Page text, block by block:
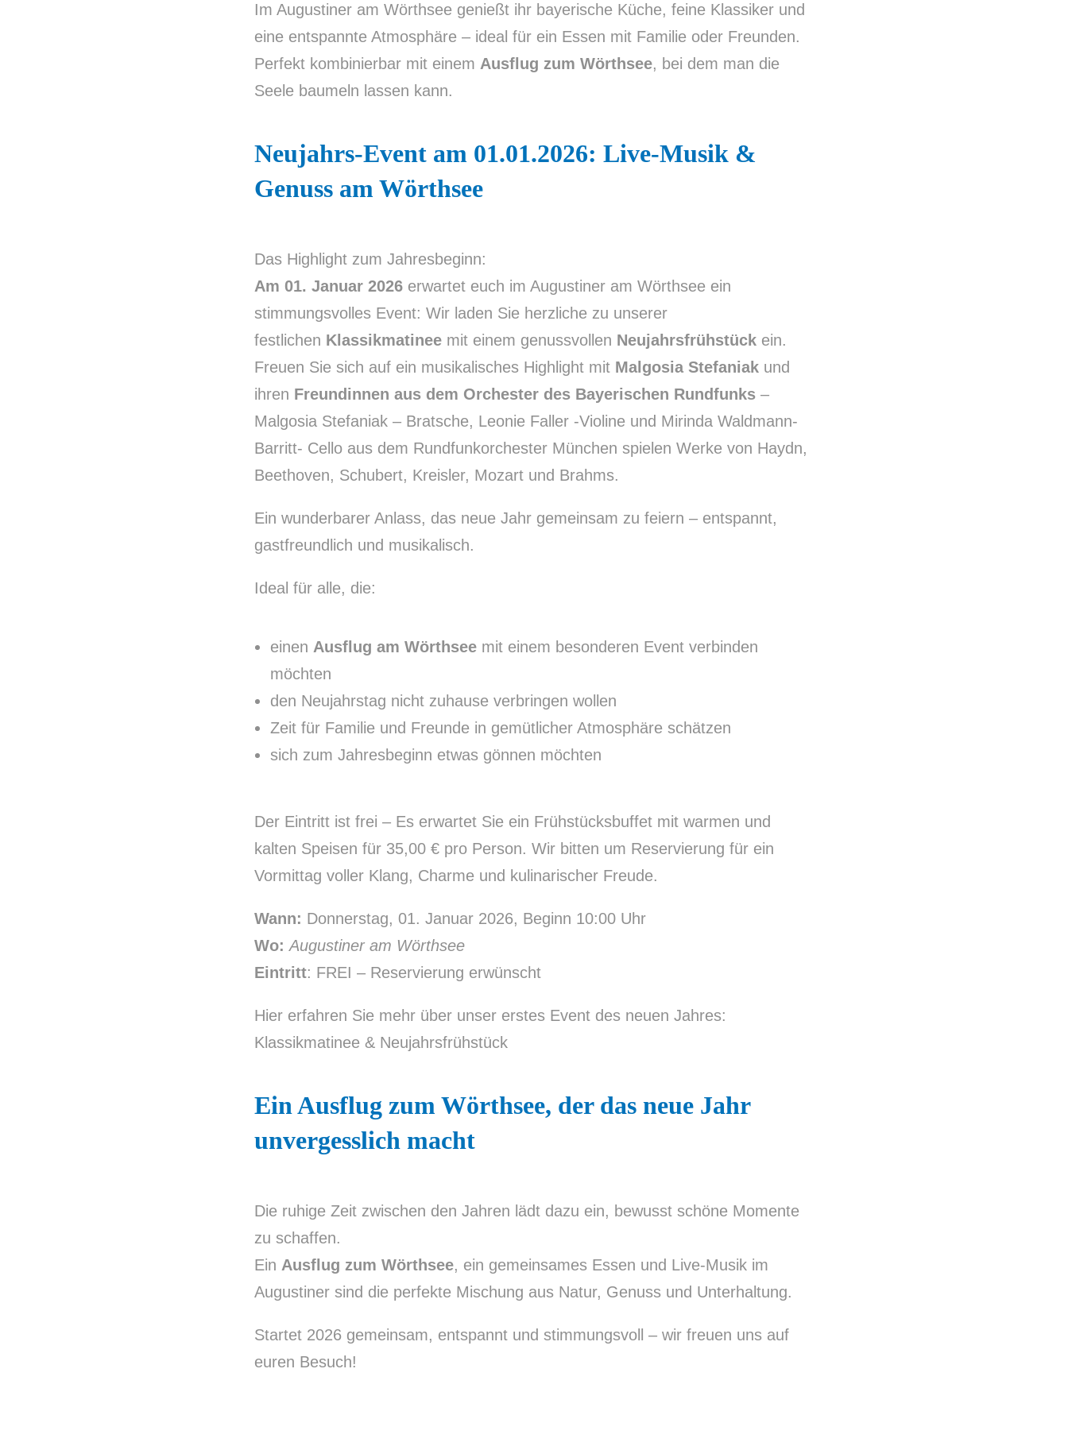
Im Augustiner am Wörthsee genießt ihr bayerische Küche, feine Klassiker und
eine entspannte Atmosphäre – ideal für ein Essen mit Familie oder Freunden.
Perfekt kombinierbar mit einem Ausflug zum Wörthsee, bei dem man die
Seele baumeln lassen kann.
Neujahrs-Event am 01.01.2026: Live-Musik &
Genuss am Wörthsee
Das Highlight zum Jahresbeginn:
Am 01. Januar 2026 erwartet euch im Augustiner am Wörthsee ein
stimmungsvolles Event: Wir laden Sie herzliche zu unserer
festlichen Klassikmatinee mit einem genussvollen Neujahrsfrühstück ein.
Freuen Sie sich auf ein musikalisches Highlight mit Malgosia Stefaniak und
ihren Freundinnen aus dem Orchester des Bayerischen Rundfunks –
Malgosia Stefaniak – Bratsche, Leonie Faller -Violine und Mirinda Waldmann-
Barritt- Cello aus dem Rundfunkorchester München spielen Werke von Haydn,
Beethoven, Schubert, Kreisler, Mozart und Brahms.
Ein wunderbarer Anlass, das neue Jahr gemeinsam zu feiern – entspannt,
gastfreundlich und musikalisch.
Ideal für alle, die:
einen Ausflug am Wörthsee mit einem besonderen Event verbinden
möchten
den Neujahrstag nicht zuhause verbringen wollen
Zeit für Familie und Freunde in gemütlicher Atmosphäre schätzen
sich zum Jahresbeginn etwas gönnen möchten
Der Eintritt ist frei – Es erwartet Sie ein Frühstücksbuffet mit warmen und
kalten Speisen für 35,00 € pro Person. Wir bitten um Reservierung für ein
Vormittag voller Klang, Charme und kulinarischer Freude.
Wann: Donnerstag, 01. Januar 2026, Beginn 10:00 Uhr
Wo: Augustiner am Wörthsee
Eintritt: FREI – Reservierung erwünscht
Hier erfahren Sie mehr über unser erstes Event des neuen Jahres:
Klassikmatinee & Neujahrsfrühstück
Ein Ausflug zum Wörthsee, der das neue Jahr
unvergesslich macht
Die ruhige Zeit zwischen den Jahren lädt dazu ein, bewusst schöne Momente
zu schaffen.
Ein Ausflug zum Wörthsee, ein gemeinsames Essen und Live-Musik im
Augustiner sind die perfekte Mischung aus Natur, Genuss und Unterhaltung.
Startet 2026 gemeinsam, entspannt und stimmungsvoll – wir freuen uns auf
euren Besuch!